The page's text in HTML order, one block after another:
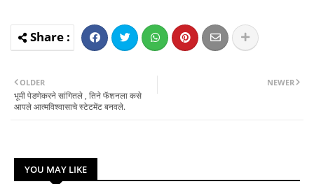
NEWER
OLDER
भूमी पेडणेकरने सांगितले , तिने फॅशनला कसे
आपले आत्मविश्वासाचे स्टेटमेंट बनवले.
YOU MAY LIKE